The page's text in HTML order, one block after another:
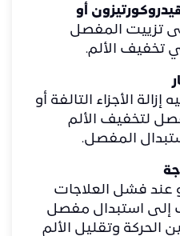
أو
تزييت المفصل
تخفيف الألم.
الأجزاء التالفة أو
لتخفيف الألم
المفصل.
عند فشل العلاجات
إلى استبدال مفصل
الحركة وتقليل الألم